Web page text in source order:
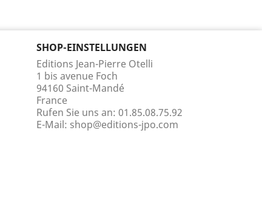
SHOP-EINSTELLUNGEN
Editions Jean-Pierre Otelli
1 bis avenue Foch
94160 Saint-Mandé
France
Rufen Sie uns an: 01.85.08.75.92
E-Mail: shop@editions-jpo.com